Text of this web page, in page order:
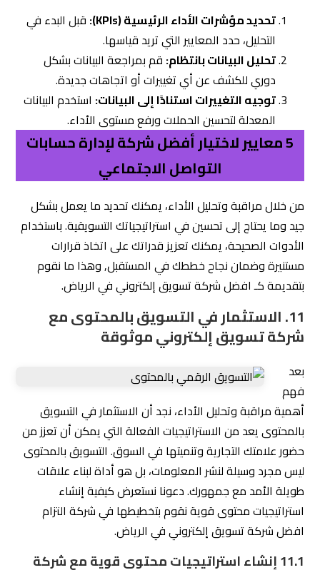
تحديد مؤشرات الأداء الرئيسية (KPIs):
قبل البدء في
التحليل، حدد المعايير التي تريد قياسها.
تحليل البيانات بانتظام: قم بمراجعة البيانات بشكل
دوري للكشف عن أي تغييرات أو اتجاهات جديدة.
توجيه التغييرات استنادًا إلى البيانات: استخدم البيانات
المعدلة لتحسين الحملات ورفع مستوى الأداء.
5 معايير لاختيار أفضل شركة لإدارة حسابات
التواصل الاجتماعي
من خلال مراقبة وتحليل الأداء، يمكنك تحديد ما يعمل بشكل
جيد وما يحتاج إلى تحسين في استراتيجياتك التسويقية. باستخدام
الأدوات الصحيحة، يمكنك تعزيز قدراتك على اتخاذ قرارات
مستنيرة وضمان نجاح خططك في المستقبل, وهذا ما نقوم
بتقديمة كـ افضل شركة تسويق إلكتروني في الرياض.
11. الاستثمار في التسويق بالمحتوى مع
شركة تسويق إلكتروني موثوقة
بعد
فهم
أهمية مراقبة وتحليل الأداء، نجد أن الاستثمار في التسويق
بالمحتوى يعد من الاستراتيجيات الفعالة التي يمكن أن تعزز من
حضور علامتك التجارية وتنميتها في السوق. التسويق بالمحتوى
ليس مجرد وسيلة لنشر المعلومات، بل هو أداة لبناء علاقات
طويلة الأمد مع جمهورك. دعونا نستعرض كيفية إنشاء
استراتيجيات محتوى قوية نقوم بتخطيطها في شركة التزام
افضل شركة تسويق إلكتروني في الرياض.
11.1 إنشاء استراتيجيات محتوى قوية مع شركة